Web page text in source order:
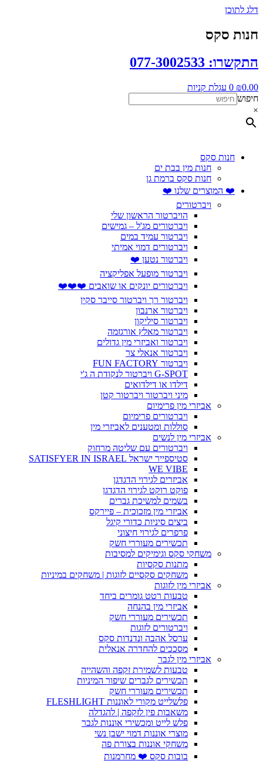
דלג לתוכן
חנות סקס
התקשרו: 077-3002533
₪0.00
0 עגלת קניות
חיפוש
×
חנות סקס
חנות מין בבת ים
חנות סקס ברמת גן
❤️ המוצרים שלנו ❤️
ויברטורים
הויברטור הראשון שלי
ויברטורים מג'ל – גמישים
ויברטור עמיד במים
ויברטורים דמוי אמיתי
ויברטור נטען ❤️
ויברטור מופעל אפליקציה
ויברטורים יונקים או שואבים ❤️❤️❤️
ויברטור רך ויברטור סייבר סקין
ויברטור ארנבון
ויברטור סיליקון
ויברטור מאלץ אורגזמה
ויברטור ואביזרי מין גדולים
ויברטור אנאלי צר
ויברטור FUN FACTORY
G-SPOT ויברטור לנקודת ה ג'י
דילדו או דילדואים
מיני ויברטור ויברטור קטן
אביזרי מין פרימיום
ויברטורים פרימיום
סוללות ומטענים לאביזרי מין
אביזרי מין לנשים
ויברטורים עם שליטה מרחוק
סטיספייר ישראל SATISFYER IN ISRAEL
WE VIBE
אביזרים לגירוי הדגדגן
פוקט רוקט לגירוי הדגדגן
בשמים למשיכת גברים
אביזרי מין מזכוכית – פיירקס
ביצים סיניות כדורי קיגל
פרפרים לגירוי חיצוני
תכשירים מעוררי חשק
משחקי סקס וגימיקים למסיבות
מתנות סקסיות
משחקים סקסיים לזוגות | משחקים במיניות
אביזרי מין לזוגות
טבעות רטט גומרים ביחד
אביזרי מין בהנחה
תכשירים מעוררי חשק
ויברטורים לזוגות
ערסל אהבה ונדנדות סקס
מסככים להחדרה אנאלית
אביזרי מין לגבר
טבעות לשמירת זקפה והשהייה
תכשירים לגברים שיפור המיניות
תכשירים מעוררי חשק
פלשלייט מקורי לאוננות FLESHLIGHT
משאבות פין לזקפה | להגדלה
פלש לייט ומכשירי אוננות לגבר
מוצרי אוננות דמוי ישבן נשי
משחקי אוננות בצורת פה
בובות סקס ❤️ מחרמנות